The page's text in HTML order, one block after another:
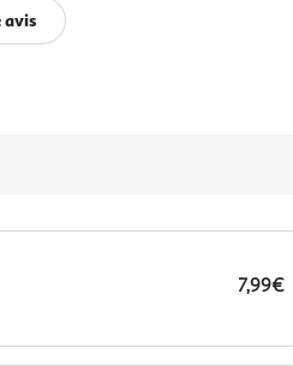
avis
7,99€